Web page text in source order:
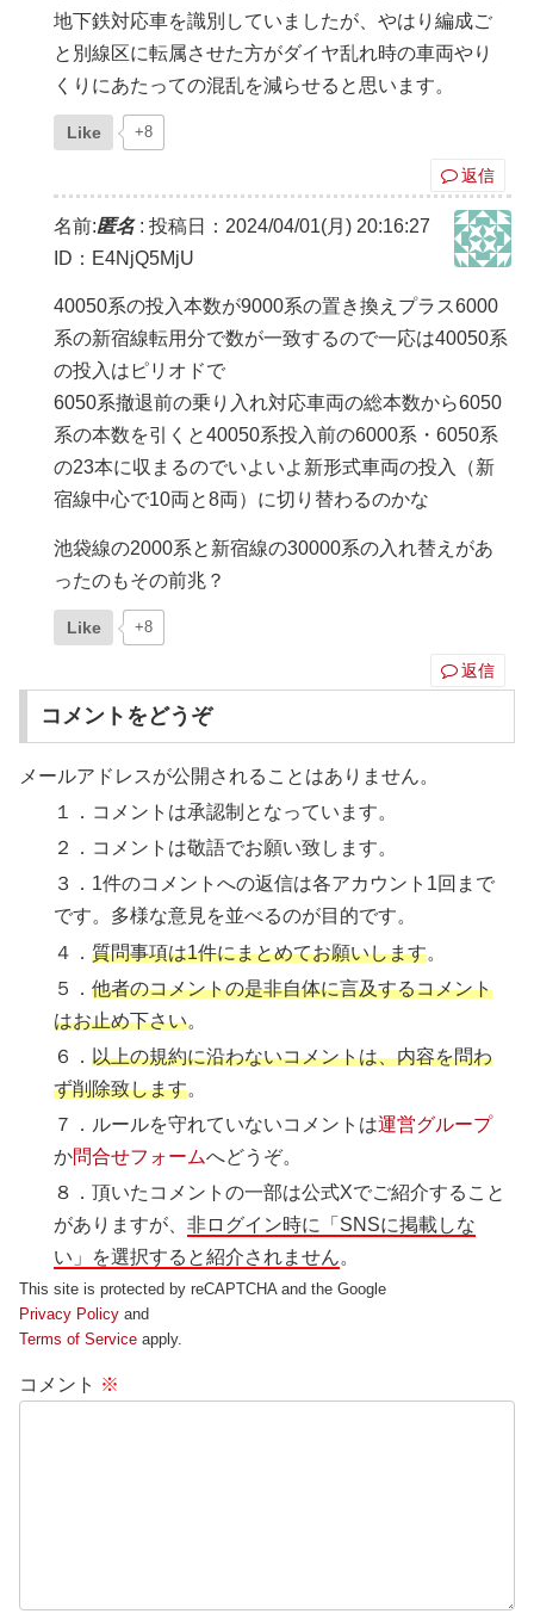
地下鉄対応車を識別していましたが、やはり編成ご
と別線区に転属させた方がダイヤ乱れ時の車両やり
くりにあたっての混乱を減らせると思います。
Like +8
返信
名前:匿名: 投稿日：2024/04/01(月) 20:16:27
ID：E4NjQ5MjU
40050系の投入本数が9000系の置き換えプラス6000
系の新宿線転用分で数が一致するので一応は40050系
の投入はピリオドで
6050系撤退前の乗り入れ対応車両の総本数から6050
系の本数を引くと40050系投入前の6000系・6050系
の23本に収まるのでいよいよ新形式車両の投入（新
宿線中心で10両と8両）に切り替わるのかな
池袋線の2000系と新宿線の30000系の入れ替えがあ
ったのもその前兆？
Like +8
返信
コメントをどうぞ
メールアドレスが公開されることはありません。
１．コメントは承認制となっています。
２．コメントは敬語でお願い致します。
３．1件のコメントへの返信は各アカウント1回まで
です。多様な意見を並べるのが目的です。
４．質問事項は1件にまとめてお願いします。
５．他者のコメントの是非自体に言及するコメント
はお止め下さい。
６．以上の規約に沿わないコメントは、内容を問わ
ず削除致します。
７．ルールを守れていないコメントは運営グループ
か問合せフォームへどうぞ。
８．頂いたコメントの一部は公式Xでご紹介すること
がありますが、非ログイン時に「SNSに掲載しな
い」を選択すると紹介されません。
This site is protected by reCAPTCHA and the Google
Privacy Policy and
Terms of Service apply.
コメント ※